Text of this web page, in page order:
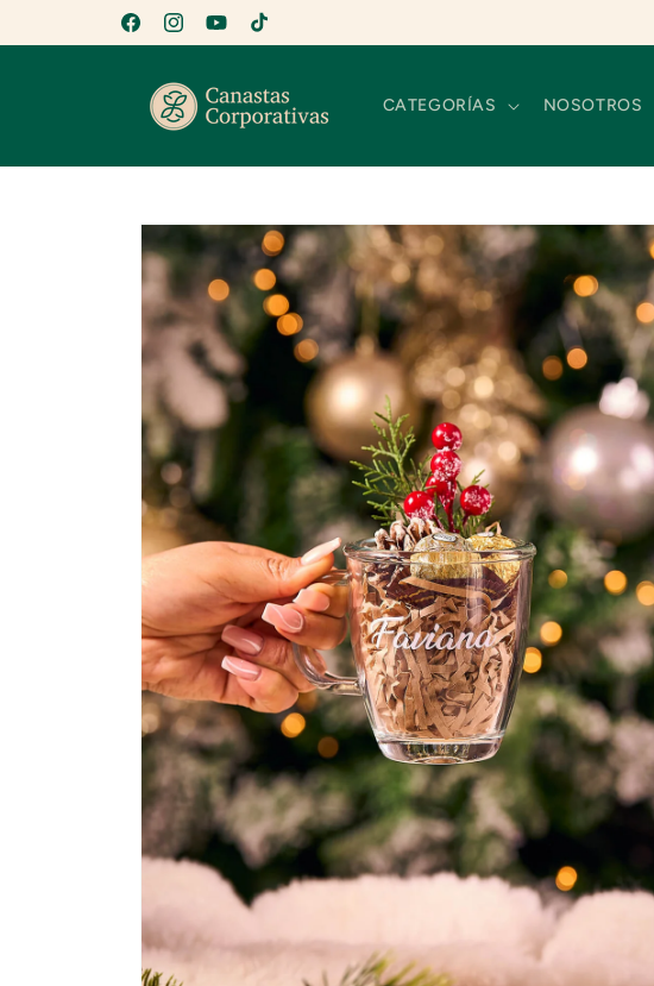
directamente
al contenido
FacebookInstagramYouTubeTikTok
CATEGORÍAS NOSOTROS
directamente
a la
información
del producto